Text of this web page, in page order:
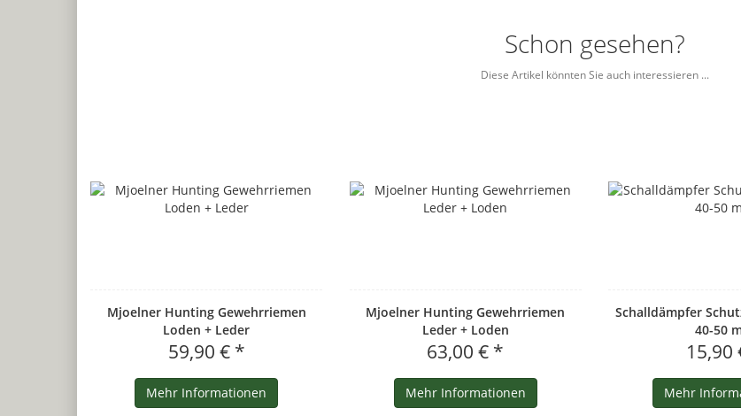
Schon gesehen?
Diese Artikel könnten Sie auch interessieren ...
Mjoelner Hunting Gewehrriemen
Loden + Leder
59,90 € *
Mehr Informationen
Mjoelner Hunting Gewehrriemen
Leder + Loden
63,00 € *
Mehr Informationen
Schalldämpfer
40-50
15,90
Mehr